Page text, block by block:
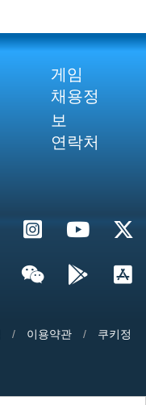
게임
채용정
보
연락처
/ 이용약관 /
쿠키정